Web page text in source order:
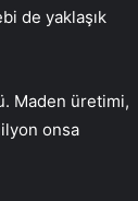
de yaklaşık
Maden üretimi,
onsa